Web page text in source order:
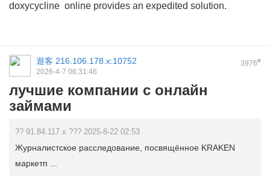
doxycycline online provides an expedited solution.
3976#
遊客 216.106.178.x:10752
2026-4-7 06:31:46
лучшие компании с онлайн
займами
?? 91.84.117.x ??? 2025-8-22 02:53
Журналистское расследование, посвящённое KRAKEN
маркетп ...